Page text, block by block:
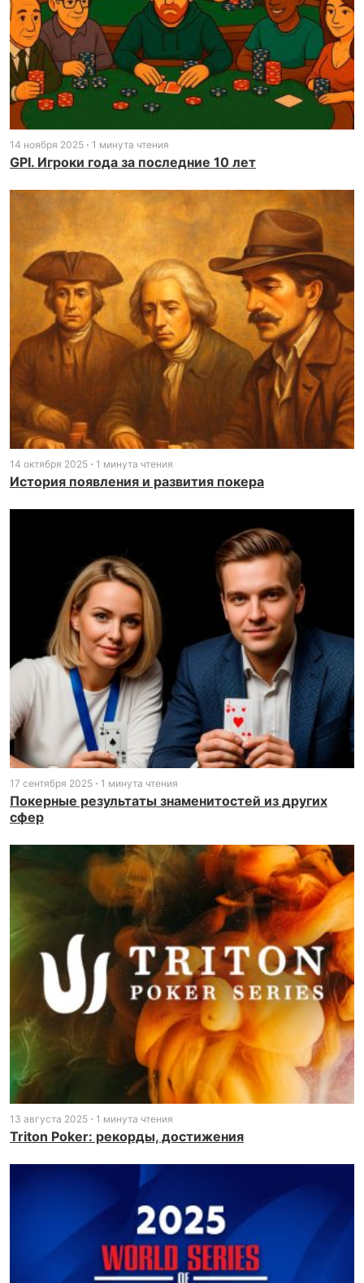
14 ноября 2025 1 минута чтения
GPI. Игроки года за последние 10 лет
14 октября 2025 1 минута чтения
История появления и развития покера
17 сентября 2025 1 минута чтения
Покерные результаты знаменитостей из других
сфер
13 августа 2025 1 минута чтения
Triton Poker: рекорды, достижения